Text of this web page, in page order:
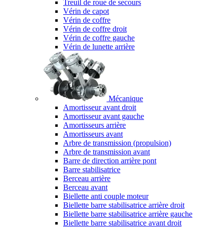
Treuil de roue de secours
Vérin de capot
Vérin de coffre
Vérin de coffre droit
Vérin de coffre gauche
Vérin de lunette arrière
Mécanique
Amortisseur avant droit
Amortisseur avant gauche
Amortisseurs arrière
Amortisseurs avant
Arbre de transmission (propulsion)
Arbre de transmission avant
Barre de direction arrière pont
Barre stabilisatrice
Berceau arrière
Berceau avant
Biellette anti couple moteur
Biellette barre stabilisatrice arrière droit
Biellette barre stabilisatrice arrière gauche
Biellette barre stabilisatrice avant droit